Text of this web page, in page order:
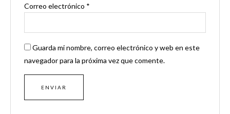
Correo electrónico *
Guarda mi nombre, correo electrónico y web en este
navegador para la próxima vez que comente.